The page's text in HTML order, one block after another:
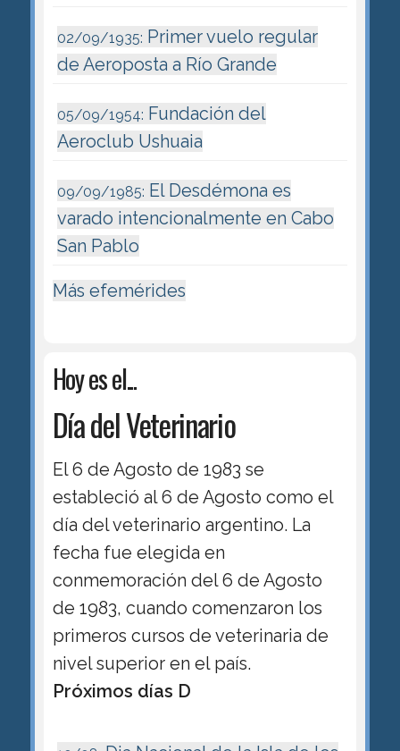
02/09/1935: Primer vuelo regular
de Aeroposta a Río Grande
05/09/1954: Fundación del
Aeroclub Ushuaia
09/09/1985: El Desdémona es
varado intencionalmente en Cabo
San Pablo
Más efemérides
Hoy es el...
Día del Veterinario
El 6 de Agosto de 1983 se
estableció al 6 de Agosto como el
día del veterinario argentino. La
fecha fue elegida en
conmemoración del 6 de Agosto
de 1983, cuando comenzaron los
primeros cursos de veterinaria de
nivel superior en el país.
Próximos días D